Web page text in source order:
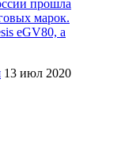
прошла
марок.
eGV80, а
13 июл 2020